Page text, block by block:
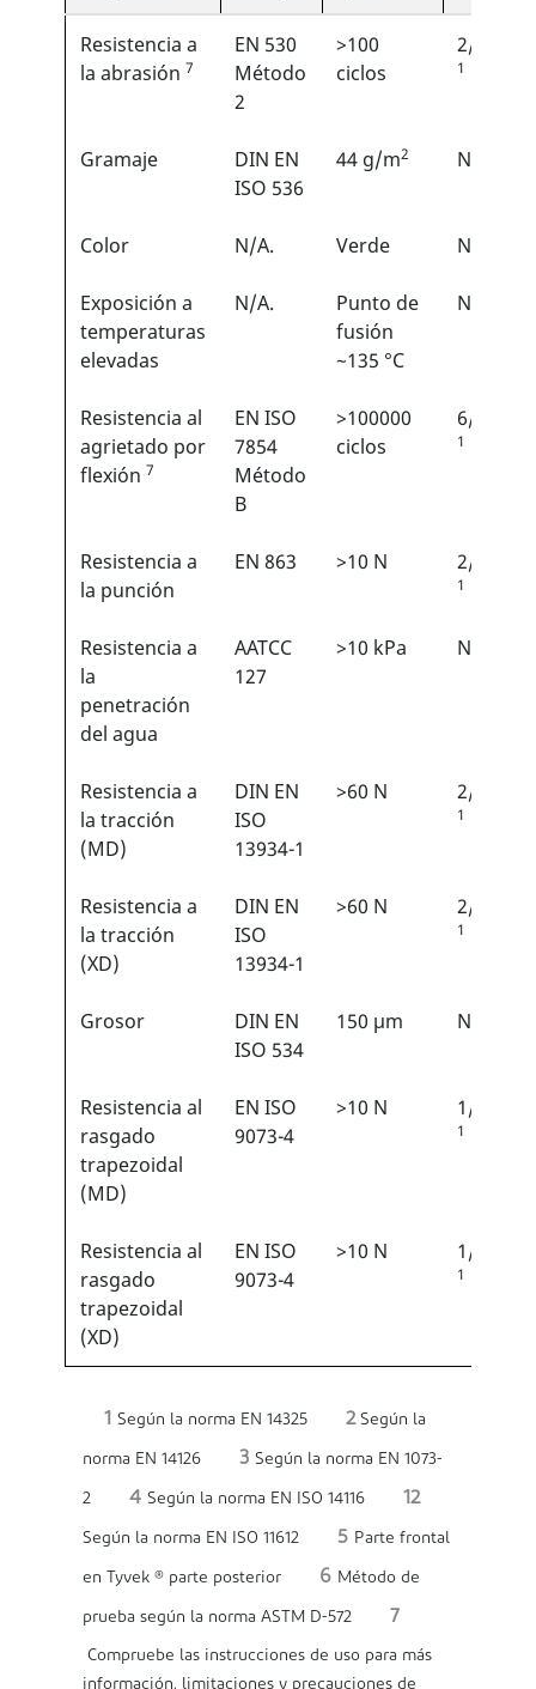
Resistencia a
la abrasión 7
EN 530
Método
2
>100
ciclos
2/6
1
Gramaje
DIN EN
ISO 536
44 g/m2 N/A
Color N/A. Verde N/A
Exposición a
temperaturas
elevadas
N/A.
Punto de
fusión
~135 °C
N/A
Resistencia al
agrietado por
flexión 7
EN ISO
7854
Método
B
>100000
ciclos
6/6
1
Resistencia a
la punción
EN 863 >10 N 2/6
1
Resistencia a
la
penetración
del agua
AATCC
127
>10 kPa N/A
Resistencia a
la tracción
(MD)
DIN EN
ISO
13934-1
>60 N 2/6
1
Resistencia a
la tracción
(XD)
DIN EN
ISO
13934-1
>60 N 2/6
1
Grosor
DIN EN
ISO 534
150 µm N/A
Resistencia al
rasgado
trapezoidal
(MD)
EN ISO
9073-4
>10 N 1/6
1
Resistencia al
rasgado
trapezoidal
(XD)
EN ISO
9073-4
>10 N 1/6
1
1 Según la norma EN 14325 2Según la
norma EN 14126 3 Según la norma EN 1073-
2 4 Según la norma EN ISO 14116 12
Según la norma EN ISO 11612 5 Parte frontal
en Tyvek ® parte posterior 6 Método de
prueba según la norma ASTM D-572 7
Compruebe las instrucciones de uso para más
información, limitaciones y precauciones de